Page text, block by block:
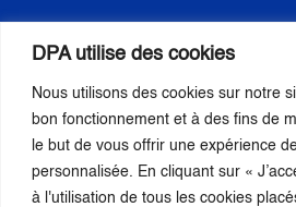
DPA utilise des cookies
Nous utilisons des cookies sur notre
bon fonctionnement et à des fins de
le but de vous offrir une expérience
personnalisée. En cliquant sur «
à l'utilisation de tous les cookies
S’inscrire